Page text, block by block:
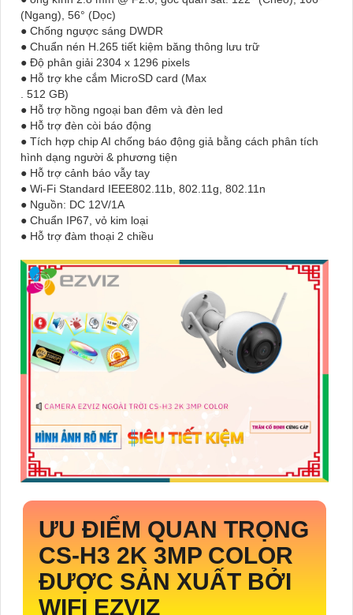
(Ngang), 56° (Dọc)
● Chống ngược sáng DWDR
● Chuẩn nén H.265 tiết kiệm băng thông lưu trữ
● Độ phân giải 2304 x 1296 pixels
● Hỗ trợ khe cắm MicroSD card (Max
. 512 GB)
● Hỗ trợ hồng ngoại ban đêm và đèn led
● Hỗ trợ đèn còi báo động
● Tích hợp chip AI chống báo động giả bằng cách phân tích
hình dạng người & phương tiện
● Hỗ trợ cảnh báo vẫy tay
● Wi-Fi Standard IEEE802.11b, 802.11g, 802.11n
● Nguồn: DC 12V/1A
● Chuẩn IP67, vỏ kim loại
● Hỗ trợ đàm thoại 2 chiều
ƯU ĐIỂM QUAN TRỌNG
CS-H3 2K 3MP COLOR
ĐƯỢC SẢN XUẤT BỞI
WIFI EZVIZ